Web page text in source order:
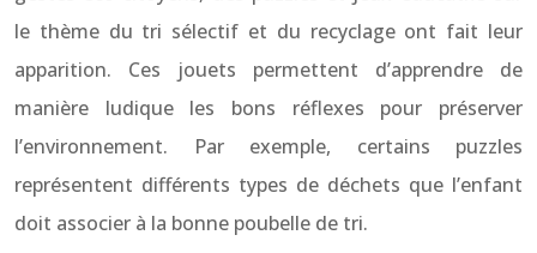
le thème du tri sélectif et du recyclage ont fait leur
apparition. Ces jouets permettent d’apprendre de
manière ludique les bons réflexes pour préserver
l’environnement. Par exemple, certains puzzles
représentent différents types de déchets que l’enfant
doit associer à la bonne poubelle de tri.